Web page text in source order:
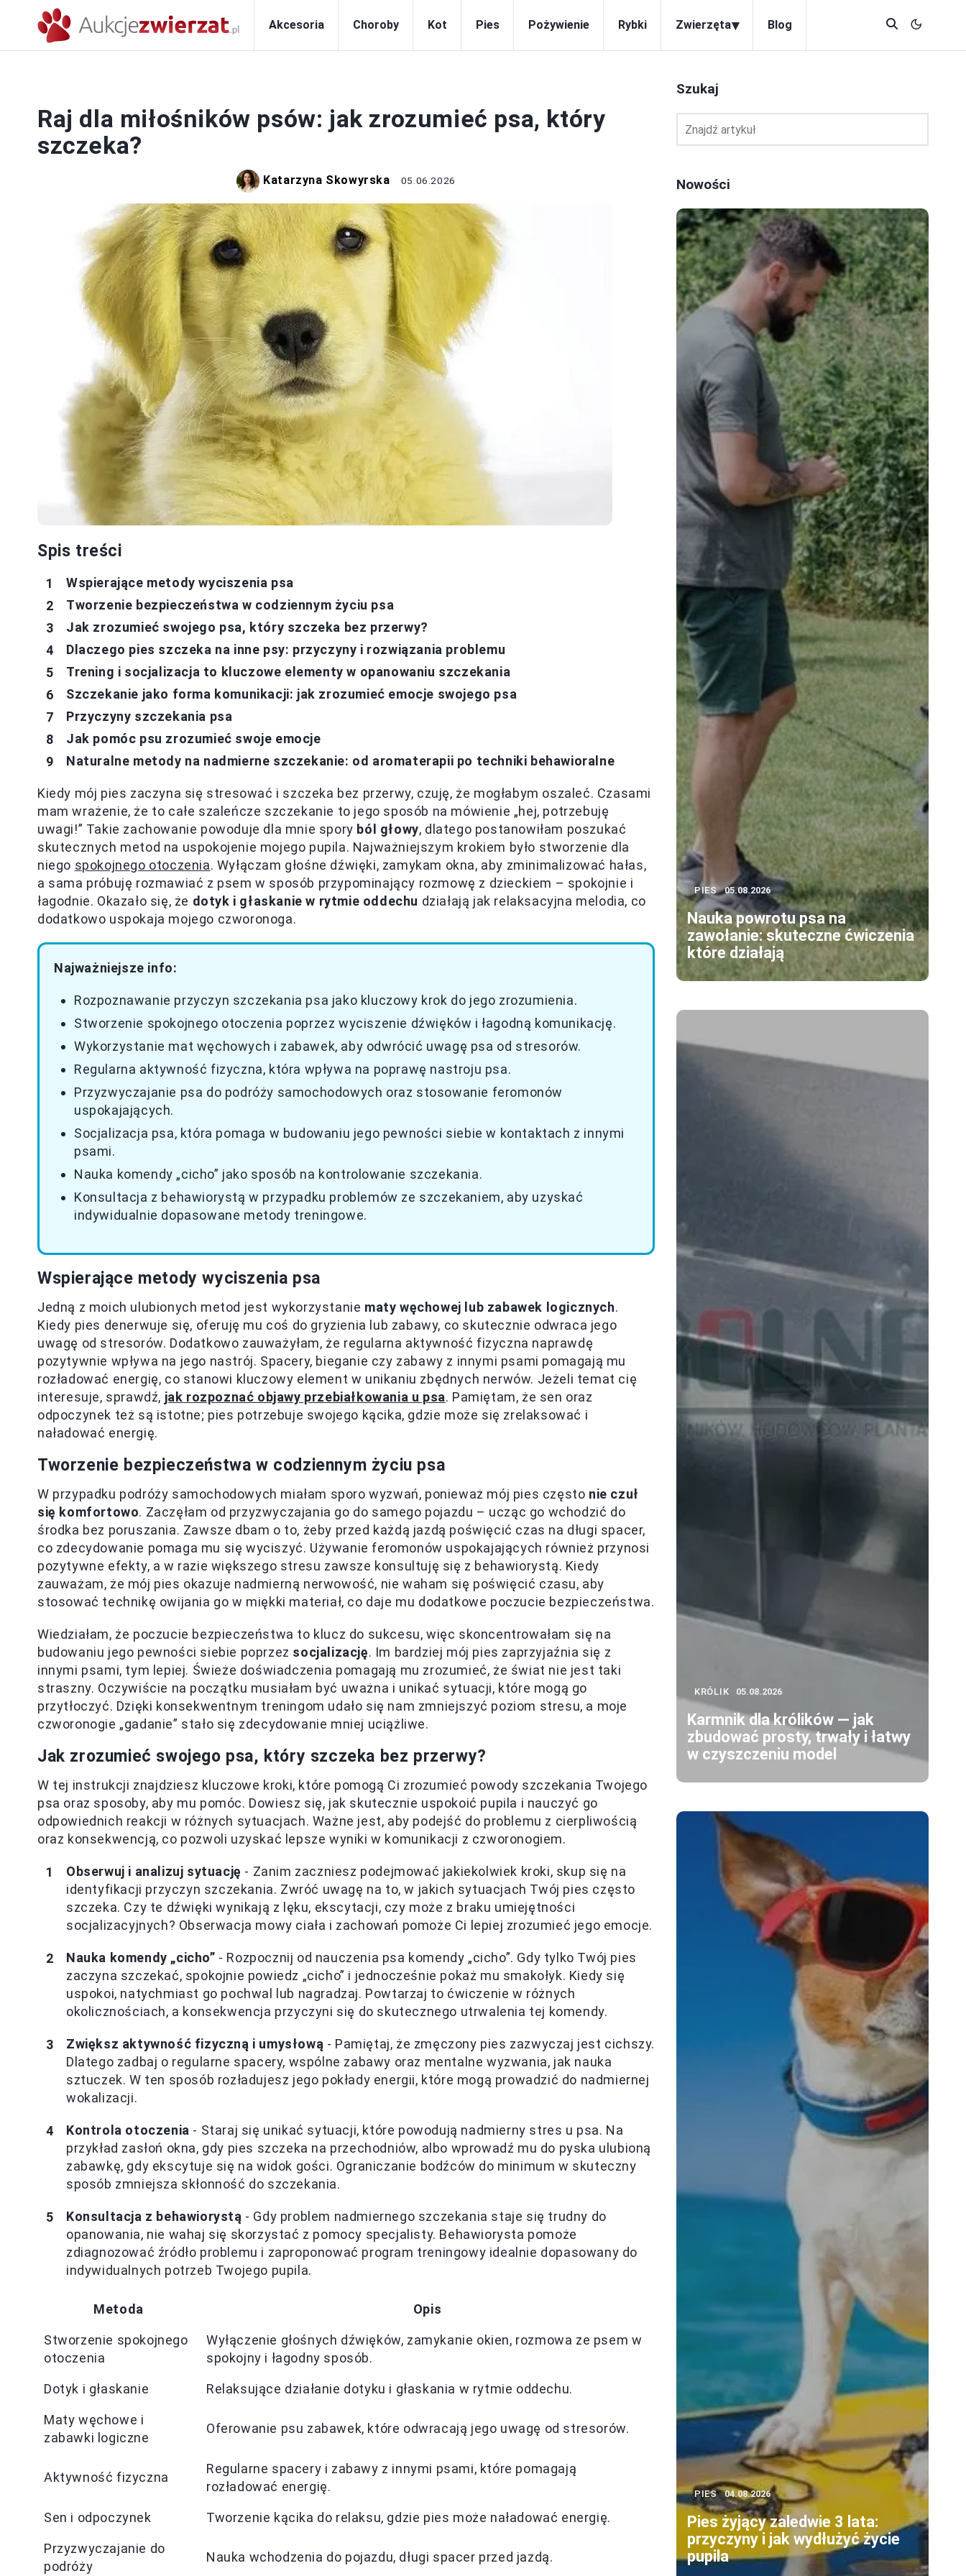
Akcesoria Choroby Kot Pies Pożywienie Rybki Zwierzęta▾ Blog
Raj dla miłośników psów: jak zrozumieć psa, który
szczeka?
Katarzyna Skowyrska 05.06.2026
Spis treści
Wspierające metody wyciszenia psa
Tworzenie bezpieczeństwa w codziennym życiu psa
Jak zrozumieć swojego psa, który szczeka bez przerwy?
Dlaczego pies szczeka na inne psy: przyczyny i rozwiązania problemu
Trening i socjalizacja to kluczowe elementy w opanowaniu szczekania
Szczekanie jako forma komunikacji: jak zrozumieć emocje swojego psa
Przyczyny szczekania psa
Jak pomóc psu zrozumieć swoje emocje
Naturalne metody na nadmierne szczekanie: od aromaterapii po techniki behawioralne
Kiedy mój pies zaczyna się stresować i szczeka bez przerwy, czuję, że mogłabym oszaleć. Czasami
mam wrażenie, że to całe szaleńcze szczekanie to jego sposób na mówienie „hej, potrzebuję
uwagi!” Takie zachowanie powoduje dla mnie spory ból głowy, dlatego postanowiłam poszukać
skutecznych metod na uspokojenie mojego pupila. Najważniejszym krokiem było stworzenie dla
niego spokojnego otoczenia. Wyłączam głośne dźwięki, zamykam okna, aby zminimalizować hałas,
a sama próbuję rozmawiać z psem w sposób przypominający rozmowę z dzieckiem – spokojnie i
łagodnie. Okazało się, że dotyk i głaskanie w rytmie oddechu działają jak relaksacyjna melodia, co
dodatkowo uspokaja mojego czworonoga.
Najważniejsze info:
Rozpoznawanie przyczyn szczekania psa jako kluczowy krok do jego zrozumienia.
Stworzenie spokojnego otoczenia poprzez wyciszenie dźwięków i łagodną komunikację.
Wykorzystanie mat węchowych i zabawek, aby odwrócić uwagę psa od stresorów.
Regularna aktywność fizyczna, która wpływa na poprawę nastroju psa.
Przyzwyczajanie psa do podróży samochodowych oraz stosowanie feromonów
uspokajających.
Socjalizacja psa, która pomaga w budowaniu jego pewności siebie w kontaktach z innymi
psami.
Nauka komendy „cicho” jako sposób na kontrolowanie szczekania.
Konsultacja z behawiorystą w przypadku problemów ze szczekaniem, aby uzyskać
indywidualnie dopasowane metody treningowe.
Wspierające metody wyciszenia psa
Jedną z moich ulubionych metod jest wykorzystanie maty węchowej lub zabawek logicznych.
Kiedy pies denerwuje się, oferuję mu coś do gryzienia lub zabawy, co skutecznie odwraca jego
uwagę od stresorów. Dodatkowo zauważyłam, że regularna aktywność fizyczna naprawdę
pozytywnie wpływa na jego nastrój. Spacery, bieganie czy zabawy z innymi psami pomagają mu
rozładować energię, co stanowi kluczowy element w unikaniu zbędnych nerwów. Jeżeli temat cię
interesuje, sprawdź, jak rozpoznać objawy przebiałkowania u psa. Pamiętam, że sen oraz
odpoczynek też są istotne; pies potrzebuje swojego kącika, gdzie może się zrelaksować i
naładować energię.
Tworzenie bezpieczeństwa w codziennym życiu psa
W przypadku podróży samochodowych miałam sporo wyzwań, ponieważ mój pies często nie czuł
się komfortowo. Zaczęłam od przyzwyczajania go do samego pojazdu – ucząc go wchodzić do
środka bez poruszania. Zawsze dbam o to, żeby przed każdą jazdą poświęcić czas na długi spacer,
co zdecydowanie pomaga mu się wyciszyć. Używanie feromonów uspokajających również przynosi
pozytywne efekty, a w razie większego stresu zawsze konsultuję się z behawiorystą. Kiedy
zauważam, że mój pies okazuje nadmierną nerwowość, nie waham się poświęcić czasu, aby
stosować technikę owijania go w miękki materiał, co daje mu dodatkowe poczucie bezpieczeństwa.
Wiedziałam, że poczucie bezpieczeństwa to klucz do sukcesu, więc skoncentrowałam się na
budowaniu jego pewności siebie poprzez socjalizację. Im bardziej mój pies zaprzyjaźnia się z
innymi psami, tym lepiej. Świeże doświadczenia pomagają mu zrozumieć, że świat nie jest taki
straszny. Oczywiście na początku musiałam być uważna i unikać sytuacji, które mogą go
przytłoczyć. Dzięki konsekwentnym treningom udało się nam zmniejszyć poziom stresu, a moje
czworonogie „gadanie” stało się zdecydowanie mniej uciążliwe.
Jak zrozumieć swojego psa, który szczeka bez przerwy?
W tej instrukcji znajdziesz kluczowe kroki, które pomogą Ci zrozumieć powody szczekania Twojego
psa oraz sposoby, aby mu pomóc. Dowiesz się, jak skutecznie uspokoić pupila i nauczyć go
odpowiednich reakcji w różnych sytuacjach. Ważne jest, aby podejść do problemu z cierpliwością
oraz konsekwencją, co pozwoli uzyskać lepsze wyniki w komunikacji z czworonogiem.
Obserwuj i analizuj sytuację - Zanim zaczniesz podejmować jakiekolwiek kroki, skup się na
identyfikacji przyczyn szczekania. Zwróć uwagę na to, w jakich sytuacjach Twój pies często
szczeka. Czy te dźwięki wynikają z lęku, ekscytacji, czy może z braku umiejętności
socjalizacyjnych? Obserwacja mowy ciała i zachowań pomoże Ci lepiej zrozumieć jego emocje.
Nauka komendy „cicho” - Rozpocznij od nauczenia psa komendy „cicho”. Gdy tylko Twój pies
zaczyna szczekać, spokojnie powiedz „cicho” i jednocześnie pokaż mu smakołyk. Kiedy się
uspokoi, natychmiast go pochwal lub nagradzaj. Powtarzaj to ćwiczenie w różnych
okolicznościach, a konsekwencja przyczyni się do skutecznego utrwalenia tej komendy.
Zwiększ aktywność fizyczną i umysłową - Pamiętaj, że zmęczony pies zazwyczaj jest cichszy.
Dlatego zadbaj o regularne spacery, wspólne zabawy oraz mentalne wyzwania, jak nauka
sztuczek. W ten sposób rozładujesz jego pokłady energii, które mogą prowadzić do nadmiernej
wokalizacji.
Kontrola otoczenia - Staraj się unikać sytuacji, które powodują nadmierny stres u psa. Na
przykład zasłoń okna, gdy pies szczeka na przechodniów, albo wprowadź mu do pyska ulubioną
zabawkę, gdy ekscytuje się na widok gości. Ograniczanie bodźców do minimum w skuteczny
sposób zmniejsza skłonność do szczekania.
Konsultacja z behawiorystą - Gdy problem nadmiernego szczekania staje się trudny do
opanowania, nie wahaj się skorzystać z pomocy specjalisty. Behawiorysta pomoże
zdiagnozować źródło problemu i zaproponować program treningowy idealnie dopasowany do
indywidualnych potrzeb Twojego pupila.
Metoda Opis
Stworzenie spokojnego
otoczenia
Wyłączenie głośnych dźwięków, zamykanie okien, rozmowa ze psem w
spokojny i łagodny sposób.
Dotyk i głaskanie Relaksujące działanie dotyku i głaskania w rytmie oddechu.
Maty węchowe i
zabawki logiczne
Oferowanie psu zabawek, które odwracają jego uwagę od stresorów.
Aktywność fizyczna
Regularne spacery i zabawy z innymi psami, które pomagają
rozładować energię.
Sen i odpoczynek Tworzenie kącika do relaksu, gdzie pies może naładować energię.
Przyzwyczajanie do
podróży
Nauka wchodzenia do pojazdu, długi spacer przed jazdą.
Szukaj
Nowości
PIES 05.08.2026
Nauka powrotu psa na
zawołanie: skuteczne ćwiczenia
które działają
KRÓLIK 05.08.2026
Karmnik dla królików — jak
zbudować prosty, trwały i łatwy
w czyszczeniu model
PIES 04.08.2026
Pies żyjący zaledwie 3 lata:
przyczyny i jak wydłużyć życie
pupila